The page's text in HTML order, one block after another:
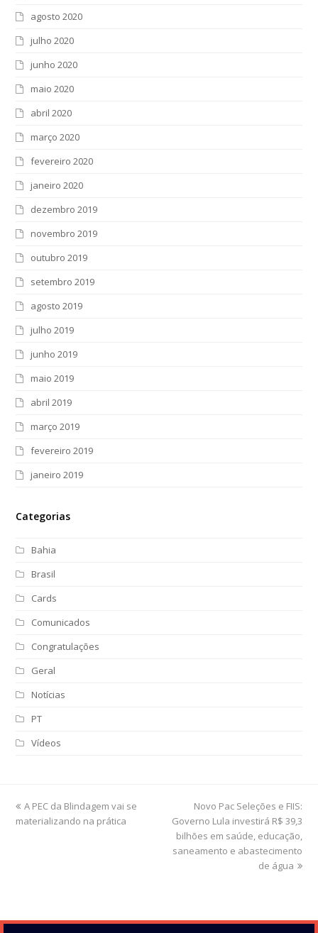
agosto 2020
julho 2020
junho 2020
maio 2020
abril 2020
março 2020
fevereiro 2020
janeiro 2020
dezembro 2019
novembro 2019
outubro 2019
setembro 2019
agosto 2019
julho 2019
junho 2019
maio 2019
abril 2019
março 2019
fevereiro 2019
janeiro 2019
Categorias
Bahia
Brasil
Cards
Comunicados
Congratulações
Geral
Notícias
PT
Vídeos
previous
post:
A PEC da Blindagem vai se
materializando na prática
next
post:
Novo Pac Seleções e FIIS:
Governo Lula investirá R$ 39,3
bilhões em saúde, educação,
saneamento e abastecimento
de água